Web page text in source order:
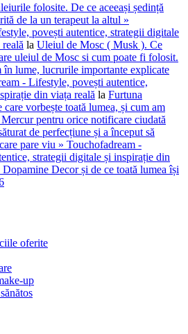
folosite. De ce aceeași ședință
de la un terapeut la altul »
povești autentice, strategii digitale
la Uleiul de Mosc ( Musk ). Ce
uleiul de Mosc si cum poate fi folosit.
în lume, lucrurile importante explicate
- Lifestyle, povești autentice,
din viața reală la Furtuna
care vorbește toată lumea, și cum am
pentru orice notificare ciudată
de perfecțiune și a început să
pare viu » Touchofadream -
strategii digitale și inspirație din
Dopamine Decor și de ce toată lumea își
oferite
up